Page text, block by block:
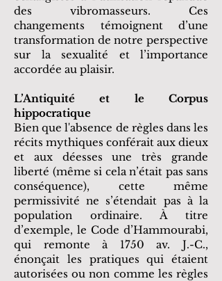
des vibromasseurs. Ces
changements témoignent d’une
transformation de notre perspective
sur la sexualité et l’importance
accordée au plaisir.
L’Antiquité et le Corpus
hippocratique
Bien que l'absence de règles dans les
récits mythiques conférait aux dieux
et aux déesses une très grande
liberté (même si cela n’était pas sans
conséquence), cette même
permissivité ne s’étendait pas à la
population ordinaire. À titre
d’exemple, le Code d’Hammourabi,
qui remonte à 1750 av. J.-C.,
énonçait les pratiques qui étaient
autorisées ou non comme les règles